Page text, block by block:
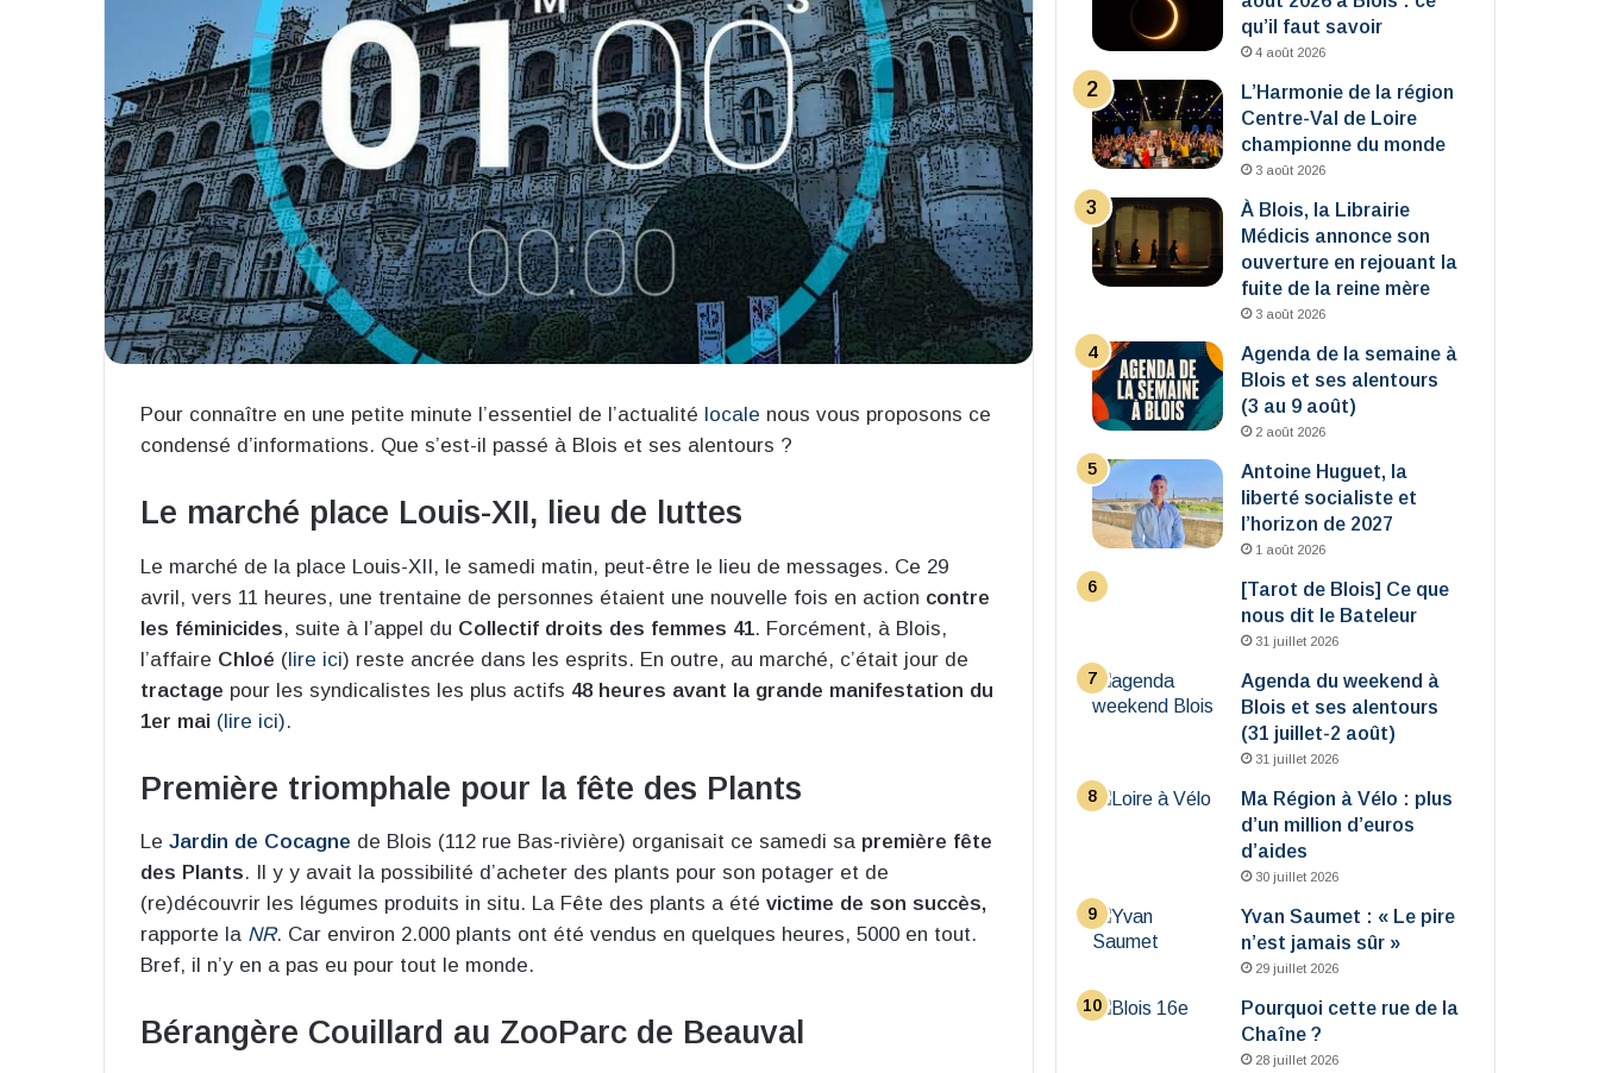
Pour connaître en une petite minute l’essentiel de l’actualité locale nous vous proposons ce
condensé d’informations. Que s’est-il passé à Blois et ses alentours ?
Le marché place Louis-XII, lieu de luttes
Le marché de la place Louis-XII, le samedi matin, peut-être le lieu de messages. Ce 29
avril, vers 11 heures, une trentaine de personnes étaient une nouvelle fois en action contre
les féminicides, suite à l’appel du Collectif droits des femmes 41. Forcément, à Blois,
l’affaire Chloé (lire ici) reste ancrée dans les esprits. En outre, au marché, c’était jour de
tractage pour les syndicalistes les plus actifs 48 heures avant la grande manifestation du
1er mai (lire ici).
Première triomphale pour la fête des Plants
Le Jardin de Cocagne de Blois (112 rue Bas-rivière) organisait ce samedi sa première fête
des Plants. Il y y avait la possibilité d’acheter des plants pour son potager et de
(re)découvrir les légumes produits in situ. La Fête des plants a été victime de son succès,
rapporte la NR. Car environ 2.000 plants ont été vendus en quelques heures, 5000 en tout.
Bref, il n’y en a pas eu pour tout le monde.
Bérangère Couillard au ZooParc de Beauval
qu’il faut savoir
4 août 2026
L’Harmonie de la région
Centre-Val de Loire
championne du monde
3 août 2026
À Blois, la Librairie
Médicis annonce son
ouverture en rejouant la
fuite de la reine mère
3 août 2026
Agenda de la semaine à
Blois et ses alentours
(3 au 9 août)
2 août 2026
Antoine Huguet, la
liberté socialiste et
l’horizon de 2027
1 août 2026
[Tarot de Blois] Ce que
nous dit le Bateleur
31 juillet 2026
Agenda du weekend à
Blois et ses alentours
(31 juillet-2 août)
31 juillet 2026
Ma Région à Vélo : plus
d’un million d’euros
d’aides
30 juillet 2026
Yvan Saumet : « Le pire
n’est jamais sûr »
29 juillet 2026
Pourquoi cette rue de la
Chaîne ?
28 juillet 2026